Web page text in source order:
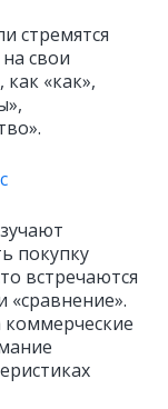
стремятся
свои
«как»,
покупку
встречаются
«сравнение».